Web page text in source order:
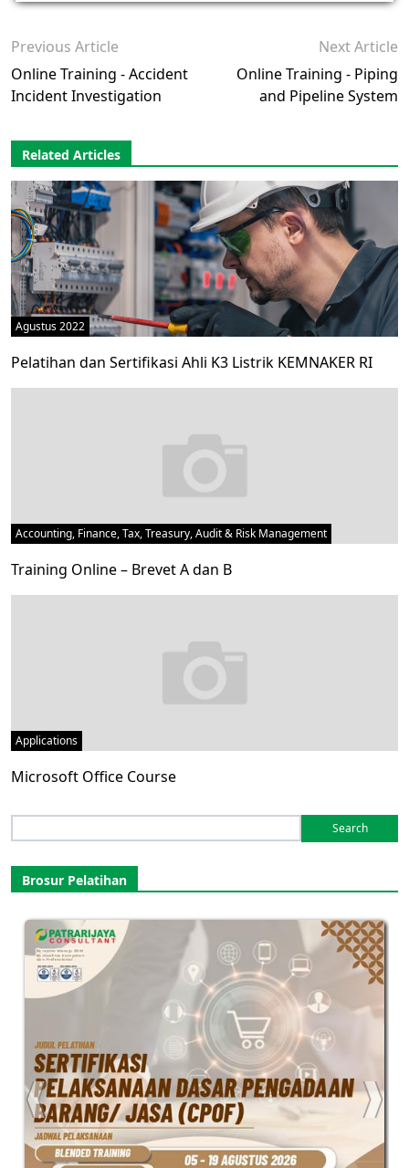
Previous Article
Online Training - Accident
Incident Investigation
Next Article
Online Training - Piping
and Pipeline System
Related Articles
Agustus 2022
Pelatihan dan Sertifikasi Ahli K3 Listrik KEMNAKER RI
Accounting, Finance, Tax, Treasury, Audit & Risk Management
Training Online – Brevet A dan B
Applications
Microsoft Office Course
for:
Brosur Pelatihan